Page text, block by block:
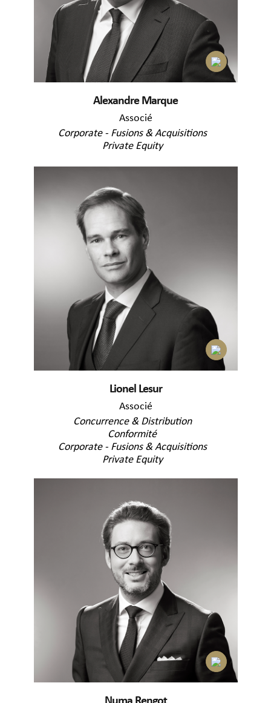
Alexandre Marque
Associé
Corporate - Fusions & Acquisitions
Private Equity
Lionel Lesur
Associé
Concurrence & Distribution
Conformité
Corporate - Fusions & Acquisitions
Private Equity